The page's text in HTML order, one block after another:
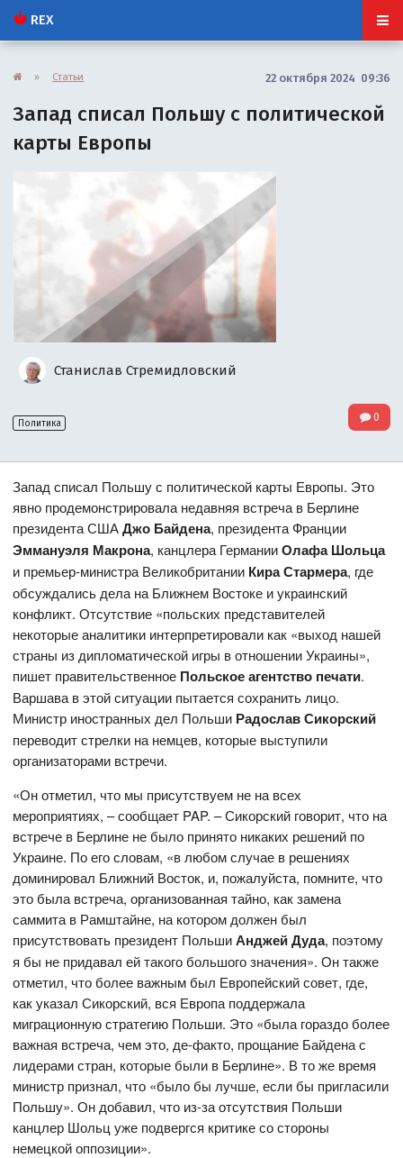
REX
» Статьи 22 октября 2024 09:36
Запад списал Польшу с политической
карты Европы
Станислав Стремидловский
Политика 0
Запад списал Польшу с политической карты Европы. Это
явно продемонстрировала недавняя встреча в Берлине
президента СШАДжо Байдена, президента Франции
Эммануэля Макрона, канцлера ГерманииОлафа Шольца
и премьер-министра Великобритании Кира Стармера, где
обсуждались дела на Ближнем Востоке и украинский
конфликт. Отсутствие «польских представителей
некоторые аналитики интерпретировали как «выход нашей
страны из дипломатической игры в отношении Украины»,
пишет правительственное Польское агентство печати.
Варшава в этой ситуации пытается сохранить лицо.
Министр иностранных дел Польши Радослав Сикорский
переводит стрелки на немцев, которые выступили
организаторами встречи.
«Он отметил, что мы присутствуем не на всех
мероприятиях, – сообщает PAP. – Сикорский говорит, что на
встрече в Берлине не было принято никаких решений по
Украине. По его словам, «в любом случае в решениях
доминировал Ближний Восток, и, пожалуйста, помните, что
это была встреча, организованная тайно, как замена
саммита в Рамштайне, на котором должен был
присутствовать президент ПольшиАнджей Дуда, поэтому
я бы не придавал ей такого большого значения». Он также
отметил, что более важным был Европейский совет, где,
как указал Сикорский, вся Европа поддержала
миграционную стратегию Польши. Это «была гораздо более
важная встреча, чем это, де-факто, прощание Байдена с
лидерами стран, которые были в Берлине». В то же время
министр признал, что «было бы лучше, если бы пригласили
Польшу». Он добавил, что из-за отсутствия Польши
канцлер Шольц уже подвергся критике со стороны
немецкой оппозиции».